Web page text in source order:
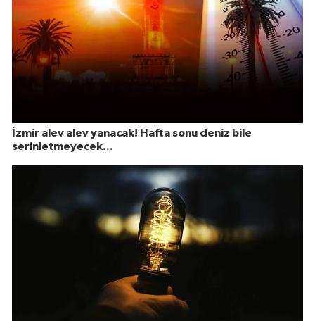
İzmir alev alev yanacak! Hafta sonu deniz bile
serinletmeyecek...